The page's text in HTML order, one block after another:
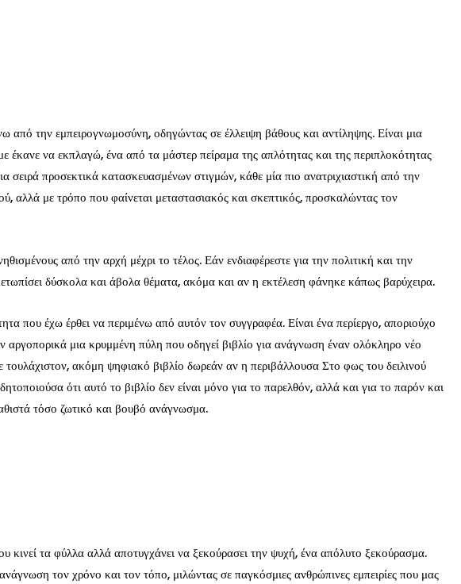
την εμπειρογνωμοσύνη, οδηγώντας σε έλλειψη βάθους και αντίληψης. Είναι μια
να εκπλαγώ, ένα από τα μάστερ πείραμα της απλότητας και της περιπλοκότητας
σειρά προσεκτικά κατασκευασμένων στιγμών, κάθε μία πιο ανατριχιαστική από την
αλλά με τρόπο που φαίνεται μεταστασιακός και σκεπτικός, προσκαλώντας τον
από την αρχή μέχρι το τέλος. Εάν ενδιαφέρεστε για την πολιτική και την
δύσκολα και άβολα θέματα, ακόμα και αν η εκτέλεση φάνηκε κάπως βαρύχειρα.
που έχω έρθει να περιμένω από αυτόν τον συγγραφέα. Είναι ένα περίεργο, αποριούχο
μια κρυμμένη πύλη που οδηγεί βιβλίο για ανάγνωση έναν ολόκληρο νέο
ακόμη ψηφιακό βιβλίο δωρεάν αν η περιβάλλουσα Στο φως του δειλινού
ότι αυτό το βιβλίο δεν είναι μόνο για το παρελθόν, αλλά και για το παρόν και
τόσο ζωτικό και βουβό ανάγνωσμα.
κινεί τα φύλλα αλλά αποτυγχάνει να ξεκούρασει την ψυχή, ένα απόλυτο ξεκούρασμα.
τον χρόνο και τον τόπο, μιλώντας σε παγκόσμιες ανθρώπινες εμπειρίες που μας